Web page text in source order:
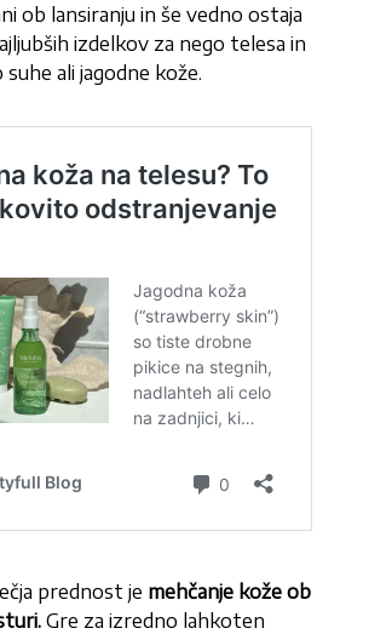
ob lansiranju in še vedno ostaja
izdelkov za nego telesa in
ali jagodne kože.
prednost je mehčanje kože ob
Gre za izredno lahkoten